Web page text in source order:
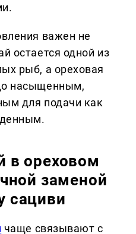
важен не
остается одной из
рыб, а ореховая
насыщенным,
для подачи как
в ореховом
заменой
сациви
чаще связывают с